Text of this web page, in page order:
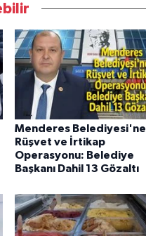
Menderes Belediyesi'ne
Rüşvet ve İrtikap
Operasyonu: Belediye
Başkanı Dahil 13 Gözaltı